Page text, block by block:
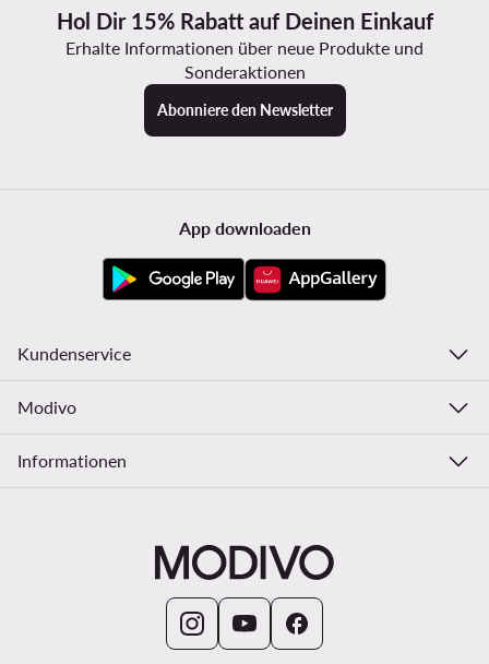
Hol Dir 15% Rabatt auf Deinen Einkauf
Erhalte Informationen über neue Produkte und
Sonderaktionen
Abonniere den Newsletter
App downloaden
Kundenservice
Modivo
Informationen